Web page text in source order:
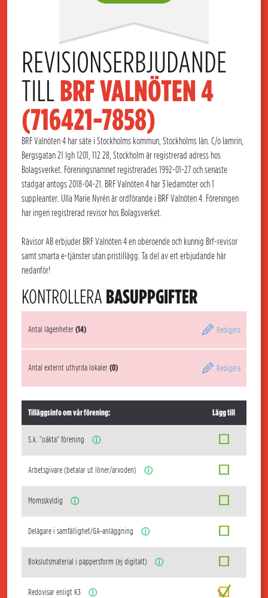
REVISIONSERBJUDANDE
TILL BRF VALNÖTEN 4
(716421-7858)
BRF Valnöten 4 har säte i Stockholms kommun, Stockholms län. C/o lamrin,
Bergsgatan 21 lgh 1201, 112 28, Stockholm är registrerad adress hos
Bolagsverket. Föreningsnamnet registrerades 1992-01-27 och senaste
stadgar antogs 2018-04-21. BRF Valnöten 4 har 3 ledamöter och 1
suppleanter. Ulla Marie Nyrén är ordförande i BRF Valnöten 4. Föreningen
har ingen registrerad revisor hos Bolagsverket.
Rävisor AB erbjuder BRF Valnöten 4 en oberoende och kunnig Brf-revisor
samt smarta e-tjänster utan pristillägg. Ta del av ert erbjudande här
nedanför!
KONTROLLERA BASUPPGIFTER
Antal lägenheter(14) Redigera
Antal externt uthyrda lokaler(0) Redigera
Tilläggsinfo om vår förening: Lägg till
S.k. "oäkta" förening ⓘ
Arbetsgivare (betalar ut löner/arvoden) ⓘ
Momsskyldig ⓘ
Delägare i samfällighet/GA-anläggning ⓘ
Bokslutsmaterial i pappersform (ej digitalt) ⓘ
Redovisar enligt K3 ⓘ